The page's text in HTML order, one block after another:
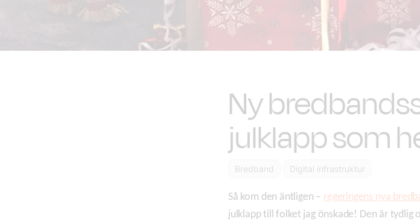
Ny
julklapp som
Bredband Digital infrastruktur
Så kom den äntligen – regeringens nya
julklapp till folket jag önskade! Den är tydlig